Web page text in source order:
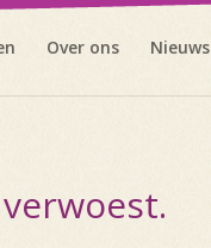
Over ons Nieuws